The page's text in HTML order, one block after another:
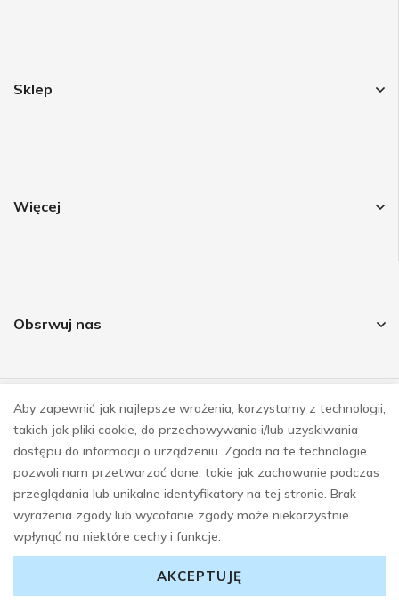
Sklep
Więcej
Obsrwuj nas
© COPYRIGHT 2023
REALIZACJAE-SKLEPY INVESTNET
Aby zapewnić jak najlepsze wrażenia, korzystamy z technologii,
takich jak pliki cookie, do przechowywania i/lub uzyskiwania
dostępu do informacji o urządzeniu. Zgoda na te technologie
pozwoli nam przetwarzać dane, takie jak zachowanie podczas
przeglądania lub unikalne identyfikatory na tej stronie. Brak
wyrażenia zgody lub wycofanie zgody może niekorzystnie
wpłynąć na niektóre cechy i funkcje.
AKCEPTUJĘ
0